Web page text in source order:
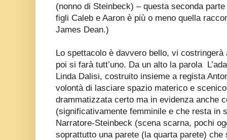
(nonno di Steinbeck) – questa seconda
figli Caleb e Aaron è più o meno quella
James Dean.)
Lo spettacolo è davvero bello, vi costringerà
poi si farà tutt’uno. Da un alto la parola
Linda Dalisi, costruito insieme a regista
volontà di lasciare spazio materico e
drammatizzata certo ma in evidenza anche
(significativamente femminile e che resta in
Narratore-Steinbeck (scena scarna, pochi
soprattutto una parete (la quarta parete)